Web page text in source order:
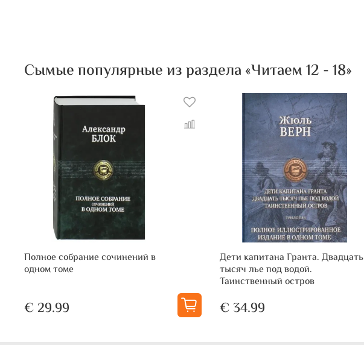
Сымые популярные из раздела «Читаем 12 - 18»
Полное собрание сочинений в
одном томе
€ 29.99
Дети капитана Гранта. Двадцать
тысяч лье под водой.
Таинственный остров
€ 34.99